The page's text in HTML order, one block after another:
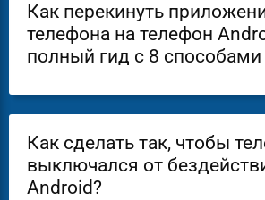
Как перекинуть
телефона на телефон
полный гид с 8 способами
Как сделать так, чтобы
выключался от
Android?